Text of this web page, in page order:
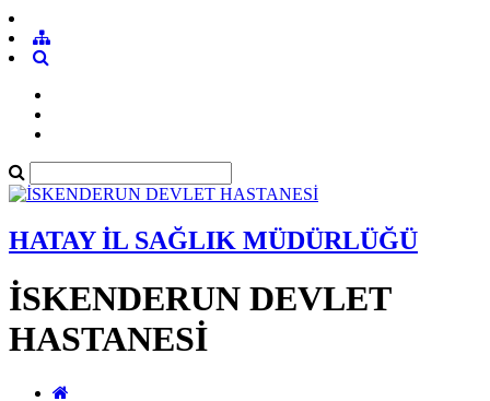
HATAY İL SAĞLIK MÜDÜRLÜĞÜ
İSKENDERUN DEVLET
HASTANESİ